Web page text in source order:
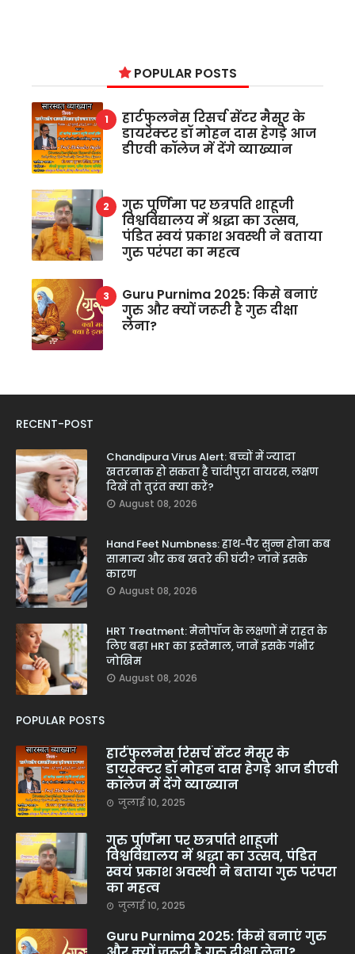
POPULAR POSTS
हार्टफुलनेस रिसर्च सेंटर मैसूर के
डायरेक्टर डॉ मोहन दास हेगड़े आज
डीएवी कॉलेज में देंगे व्याख्यान
गुरु पूर्णिमा पर छत्रपति शाहूजी
विश्वविद्यालय में श्रद्धा का उत्सव,
पंडित स्वयं प्रकाश अवस्थी ने बताया
गुरु परंपरा का महत्व
Guru Purnima 2025: किसे बनाएं
गुरु और क्यों जरूरी है गुरु दीक्षा
लेना?
RECENT-POST
Chandipura Virus Alert: बच्चों में ज्यादा
खतरनाक हो सकता है चांदीपुरा वायरस, लक्षण
दिखें तो तुरंत क्या करें?
August 08, 2026
Hand Feet Numbness: हाथ-पैर सुन्न होना कब
सामान्य और कब खतरे की घंटी? जानें इसके
कारण
August 08, 2026
HRT Treatment: मेनोपॉज के लक्षणों में राहत के
लिए बढ़ा HRT का इस्तेमाल, जानें इसके गंभीर
जोखिम
August 08, 2026
POPULAR POSTS
हार्टफुलनेस रिसर्च सेंटर मैसूर के
डायरेक्टर डॉ मोहन दास हेगड़े आज डीएवी
कॉलेज में देंगे व्याख्यान
जुलाई 10, 2025
गुरु पूर्णिमा पर छत्रपति शाहूजी
विश्वविद्यालय में श्रद्धा का उत्सव, पंडित
स्वयं प्रकाश अवस्थी ने बताया गुरु परंपरा
का महत्व
जुलाई 10, 2025
Guru Purnima 2025: किसे बनाएं गुरु